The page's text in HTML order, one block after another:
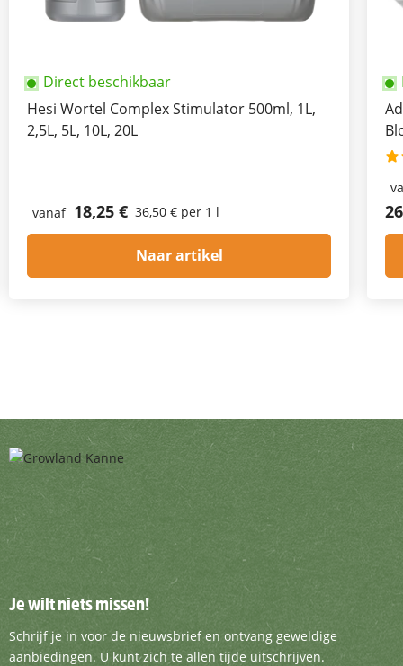
Direct beschikbaar
Hesi Wortel Complex Stimulator 500ml, 1L,
2,5L, 5L, 10L, 20L
vanaf 18,25 € 36,50 € per 1 l
Naar artikel
Je wilt niets missen!
Schrijf je in voor de nieuwsbrief en ontvang
Je wilt niets missen!
Schrijf je in voor de nieuwsbrief en ontvang geweldige
aanbiedingen. U kunt zich te allen tijde uitschrijven.